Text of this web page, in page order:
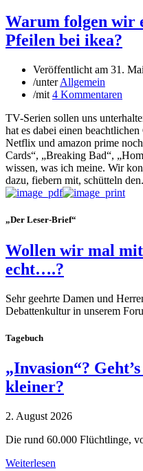
Warum folgen wir
Pfeilen bei ikea?
Veröffentlicht am 31.
/unterAllgemein
/mit 4 Kommentaren
TV-Serien sollen uns
hat es dabei einen
Netflix und amazon prime
Cards“, „Breaking Bad“,
wissen, was ich meine. Wir
dazu, fiebern mit, schütteln
„Der Leser-Brief“
Wollen wir mal
echt….?
Sehr geehrte Damen und
Debattenkultur in unserem
Tagebuch
„Invasion“?
kleiner?
2. August 2026
Die rund 60.000 Flüchtlinge,
Weiterlesen